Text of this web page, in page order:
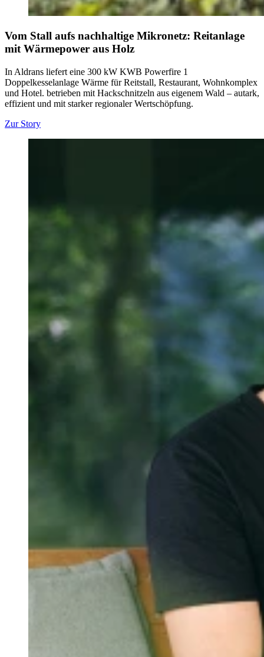
Vom Stall aufs nachhaltige Mikronetz: Reitanlage
mit Wärmepower aus Holz
In Aldrans liefert eine 300 kW KWB Powerfire 1
Doppelkesselanlage Wärme für Reitstall, Restaurant, Wohnkomplex
und Hotel. betrieben mit Hackschnitzeln aus eigenem Wald – autark,
effizient und mit starker regionaler Wertschöpfung.
Zur Story